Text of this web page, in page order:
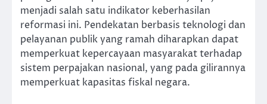
menjadi salah satu indikator keberhasilan
reformasi ini. Pendekatan berbasis teknologi dan
pelayanan publik yang ramah diharapkan dapat
memperkuat kepercayaan masyarakat terhadap
sistem perpajakan nasional, yang pada gilirannya
memperkuat kapasitas fiskal negara.